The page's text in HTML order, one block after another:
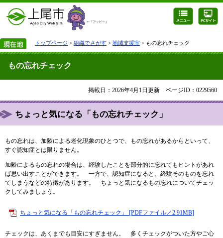
トップページ > 組織でさがす > 地域支援室 > もの忘れチェック
もの忘れチェック
掲載日：2026年4月1日更新 ページID：0229560
ちょっと気になる「もの忘れチェック」
もの忘れは、加齢による老化現象のひとつで、もの忘れがあるからといって、
すぐ認知症とは限りません。
加齢によるもの忘れの場合は、経験したことを部分的に忘れてもヒントがあれ
ば思い出すことができます。 一方で、認知症になると、経験そのものを忘れ
てしまうなどの特徴があります。 ちょっと気になるもの忘れについてチェッ
クしてみましょう。
ちょっと気になる「もの忘れチェック」 [PDFファイル／2.91MB]
チェックは、あくまでも目安にすぎません。 多くチェックがついた方やご心